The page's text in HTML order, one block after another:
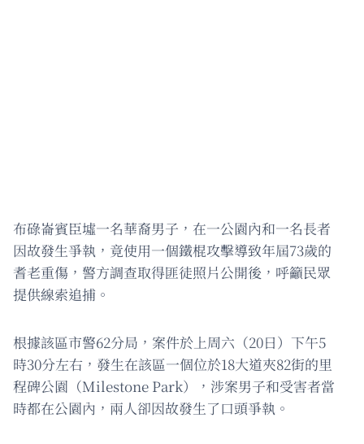
布碌崙賓臣墟一名華裔男子，在一公園內和一名長者
因故發生爭執，竟使用一個鐵棍攻擊導致年屆73歲的
耆老重傷，警方調查取得匪徒照片公開後，呼籲民眾
提供線索追捕。
根據該區市警62分局，案件於上周六（20日）下午5
時30分左右，發生在該區一個位於18大道夾82街的里
程碑公園（Milestone Park），涉案男子和受害者當
時都在公園內，兩人卻因故發生了口頭爭執。